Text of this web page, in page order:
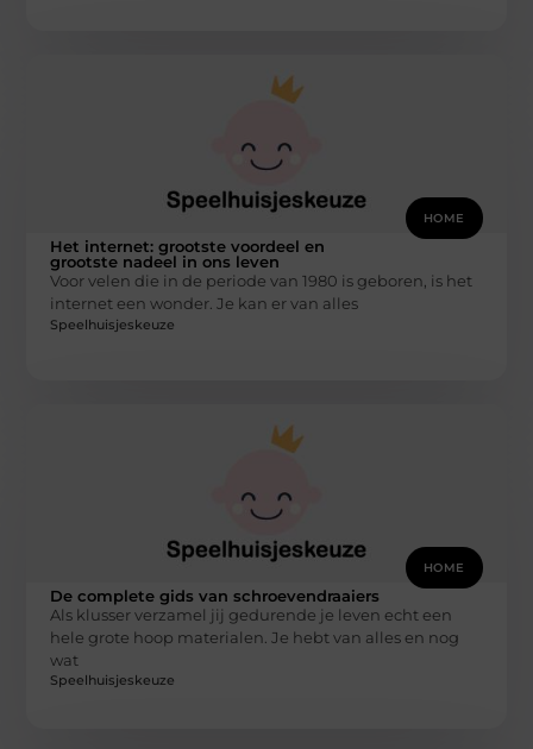
HOME
Het internet: grootste voordeel en
grootste nadeel in ons leven
Voor velen die in de periode van 1980 is geboren, is het
internet een wonder. Je kan er van alles
Speelhuisjeskeuze
HOME
De complete gids van schroevendraaiers
Als klusser verzamel jij gedurende je leven echt een
hele grote hoop materialen. Je hebt van alles en nog
wat
Speelhuisjeskeuze